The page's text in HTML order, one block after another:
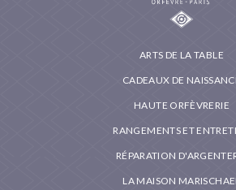
ARTS DE LA TABLE
CADEAUX DE
HAUTE ORFÈVRERIE
RANGEMENTS ET
RÉPARATION
LA MAISON